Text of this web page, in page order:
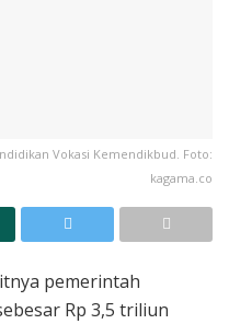
Vokasi Kemendikbud. Foto:
kagama.co
pemerintah
Rp 3,5 triliun